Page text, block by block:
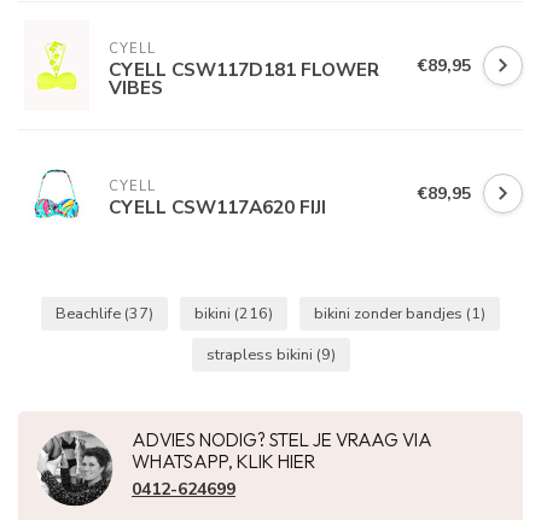
CYELL
CYELL CSW117D181 FLOWER
VIBES
€89,95
CYELL
CYELL CSW117A620 FIJI €89,95
Beachlife (37) bikini (216) bikini zonder bandjes (1)
strapless bikini (9)
ADVIES NODIG? STEL JE VRAAG VIA
WHATSAPP, KLIK HIER
0412-624699